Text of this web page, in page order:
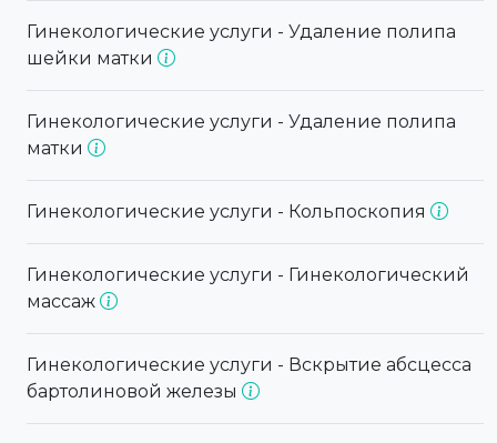
Гинекологические услуги - Удаление полипа
шейки матки
Гинекологические услуги - Удаление полипа
матки
Гинекологические услуги - Кольпоскопия
Гинекологические услуги - Гинекологический
массаж
Гинекологические услуги - Вскрытие абсцесса
бартолиновой железы